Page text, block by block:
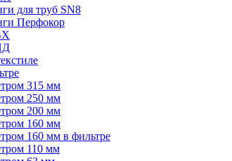
для труб SN8
Перфокор
315 мм
250 мм
200 мм
160 мм
160 мм в фильтре
110 мм